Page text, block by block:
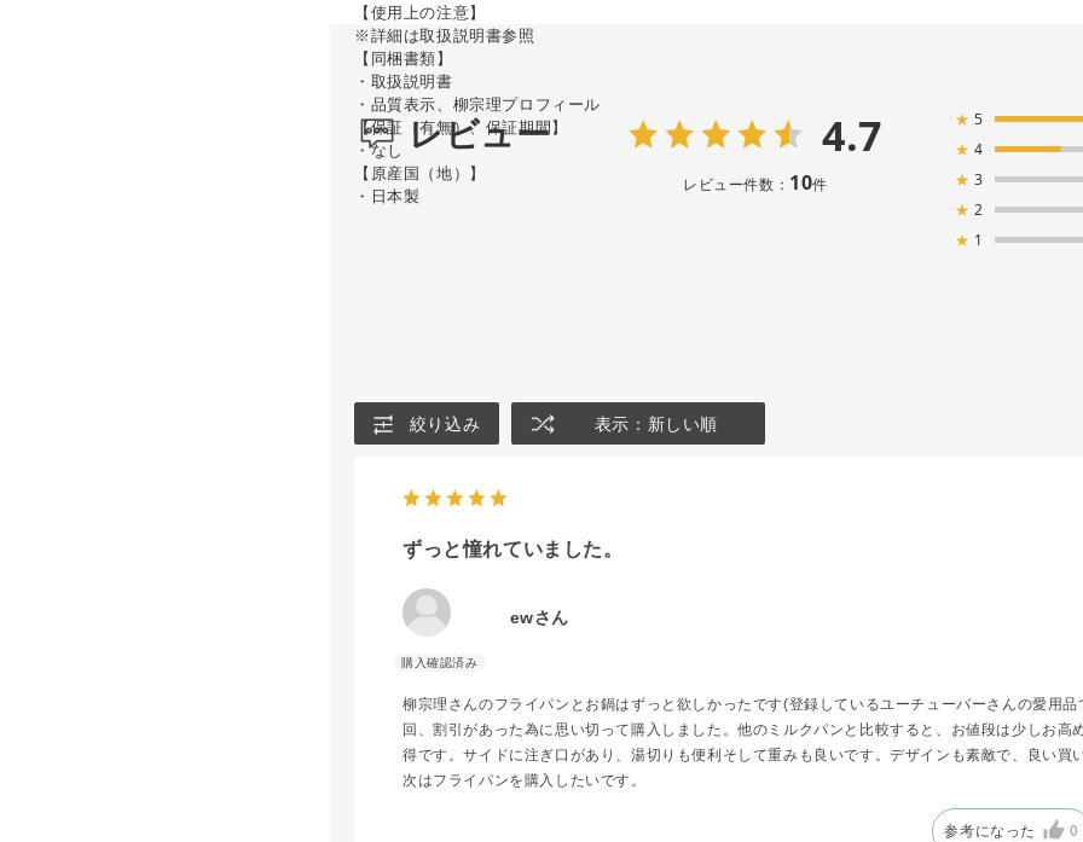
【使用上の注意】
※詳細は取扱説明書参照
【同梱書類】
・取扱説明書
・品質表示、柳宗理プロフィール
【保証（有無）、保証期間】
・なし
【原産国（地）】
・日本製
レビュー 4.7
レビュー件数： 10件
★ 5
★ 4
★ 3
★ 2
★ 1
絞り込み 表示：新しい順
ずっと憧れていました。
ewさん
柳宗理さんのフライパンとお鍋はずっと欲しかったです(登録しているユーチューバーさんの愛用
回、割引があった為に思い切って購入しました。他のミルクパンと比較すると、お値段は少しお高
得です。サイドに注ぎ口があり、湯切りも便利そして重みも良いです。デザインも素敵で、良い買
次はフライパンを購入したいです。
参考になった 0